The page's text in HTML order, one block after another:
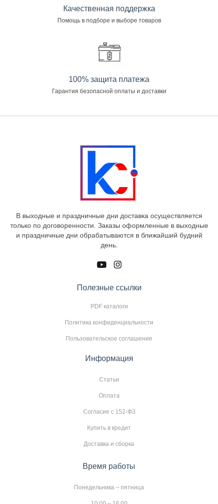
Качественная поддержка
Помощь в подборе и выборе товаров
100% защита платежа
Гарантия безопасной оплаты и доставки
В выходные и праздничные дни доставка осуществляется
только по договоренности. Заказы оформленные в выходные
и праздничные дни обрабатываются в ближайший будний
день.
Полезные ссылки
PDF каталоги
Политика конфиденциальности
Пользовательское соглашение
Информация
Статьи
Оплата
Согласие с 152-ФЗ
Купить в кредит
Доставка и сборка
Время работы
Понедельника – пятница